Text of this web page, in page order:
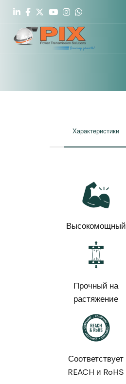
Характеристики
Высокомощный
Прочный на
растяжение
Соответствует
REACH и RoHS